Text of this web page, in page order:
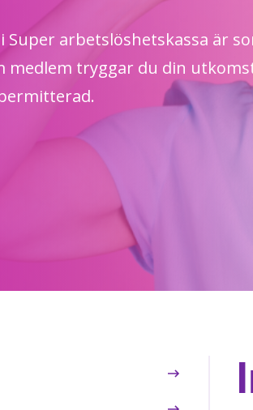
Super arbetslöshetskassa är
medlem tryggar du din